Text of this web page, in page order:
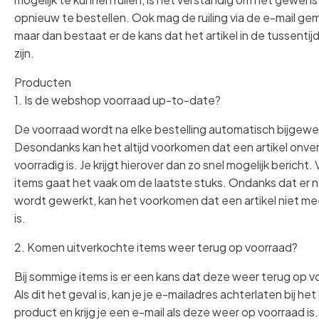
opnieuw te bestellen. Ook mag de ruiling via de e-mail
maar dan bestaat er de kans dat het artikel in de
zijn.
Producten
1. Is de webshop voorraad up-to-date?
De voorraad wordt na elke bestelling automatisch
Desondanks kan het altijd voorkomen dat een artikel
voorradig is. Je krijgt hierover dan zo snel mogelijk bericht.
items gaat het vaak om de laatste stuks. Ondanks dat er
wordt gewerkt, kan het voorkomen dat een artikel niet
is.
2. Komen uitverkochte items weer terug op voorraad?
Bij sommige items is er een kans dat deze weer terug op
Als dit het geval is, kan je je e-mailadres achterlaten bij
product en krijg je een e-mail als deze weer op voorraad is.